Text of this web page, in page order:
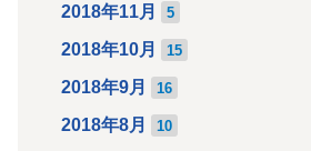
2018年11月 5
2018年10月 15
2018年9月 16
2018年8月 10